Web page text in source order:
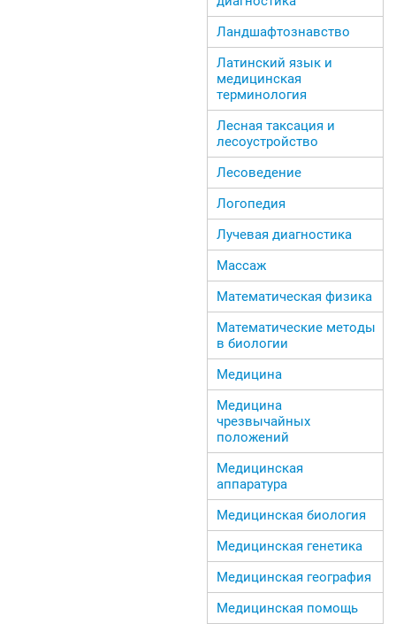
Ландшафтознавство
Латинский язык и
медицинская
терминология
Лесная таксация и
лесоустройство
Лесоведение
Логопедия
Лучевая диагностика
Массаж
Математическая физика
Математические методы
в биологии
Медицина
Медицина
чрезвычайных
положений
Медицинская
аппаратура
Медицинская биология
Медицинская генетика
Медицинская география
Медицинская помощь